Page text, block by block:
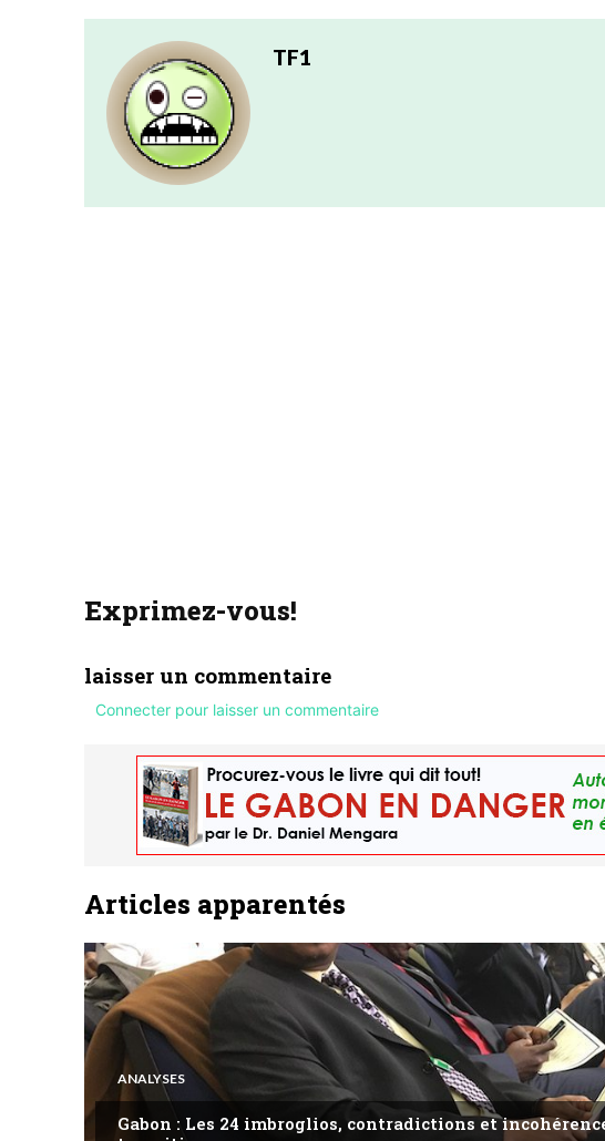
TF1
Exprimez-vous!
laisser un commentaire
Connecter pour laisser un commentaire
Articles apparentés
ANALYSES
Gabon : Les 24 imbroglios, contradictions et